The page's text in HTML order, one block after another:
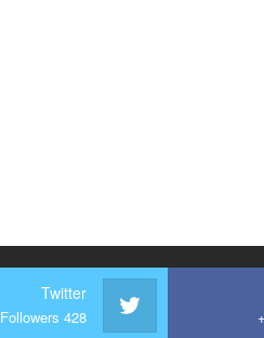
Twitter
Followers 428